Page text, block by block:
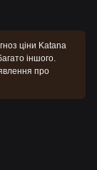
ціни Katana
іншого.
про